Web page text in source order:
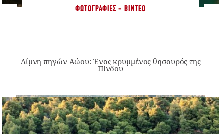
ΦΩΤΟΓΡΑΦΊΕΣ - ΒΊΝΤΕΟ
Λίμνη πηγών Αώου: Ένας κρυμμένος θησαυρός της
Πίνδου